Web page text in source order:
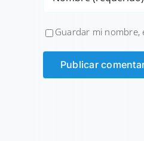
Guardar mi nombre,